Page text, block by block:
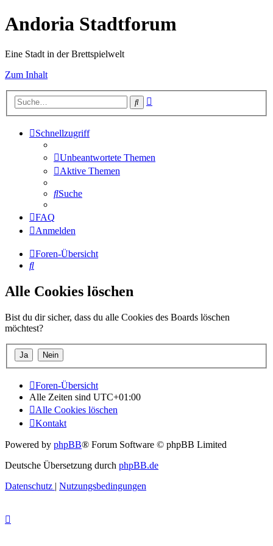
Andoria Stadtforum
Eine Stadt in der Brettspielwelt
Zum Inhalt
Suche
Schnellzugriff
Unbeantwortete Themen
Aktive Themen
Suche
FAQ
Anmelden
Foren-Übersicht
Suche
Alle Cookies löschen
Bist du dir sicher, dass du alle Cookies des Boards löschen
möchtest?
Foren-Übersicht
Alle Zeiten sind UTC+01:00
Alle Cookies löschen
Kontakt
Powered by phpBB® Forum Software © phpBB Limited
Deutsche Übersetzung durch phpBB.de
Datenschutz | Nutzungsbedingungen